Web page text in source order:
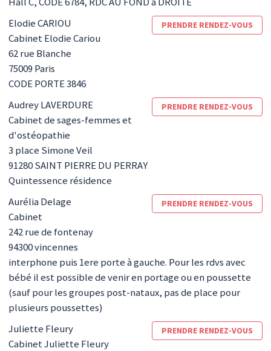
ElodieCARIOU PRENDRE RENDEZ-VOUS
Cabinet Elodie Cariou
62 rue Blanche
75009 Paris
CODE PORTE 3846
AudreyLAVERDURE PRENDRE RENDEZ-VOUS
Cabinet de sages-femmes et
d'ostéopathie
3 place Simone Veil
91280SAINT PIERRE DU PERRAY
Quintessence résidence
AuréliaDelage PRENDRE RENDEZ-VOUS
Cabinet
242 rue de fontenay
94300vincennes
interphone puis 1ere porte à gauche. Pour les rdvs avec
bébé il est possible de venir en portage ou en poussette
(sauf pour les groupes post-nataux, pas de place pour
plusieurs poussettes)
Juliette Fleury PRENDRE RENDEZ-VOUS
Cabinet Juliette Fleury